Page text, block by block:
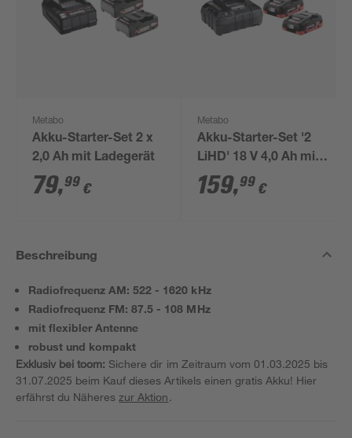
Metabo
Akku-Starter-Set 2 x
2,0 Ah mit Ladegerät
79,99 €
Metabo
Akku-Starter-Set '2
LiHD' 18 V 4,0 Ah mit
Ladegerät
159,99 €
Beschreibung
Radiofrequenz AM: 522 - 1620 kHz
Radiofrequenz FM: 87.5 - 108 MHz
mit flexibler Antenne
robust und kompakt
Exklusiv bei toom: Sichere dir im Zeitraum vom 01.03.2025 bis
31.07.2025 beim Kauf dieses Artikels einen gratis Akku! Hier
erfährst du Nähereszur Aktion.